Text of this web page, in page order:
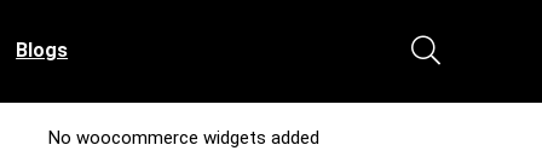
Blogs
No woocommerce widgets added